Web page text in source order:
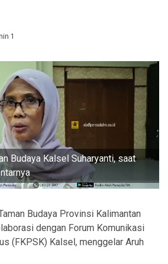
1
Budaya Kalsel Suharyanti, saat
Budaya Provinsi Kalimantan
dengan Forum Komunikasi
(FKPSK) Kalsel, menggelar Aruh